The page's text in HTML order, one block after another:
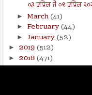
०३ एप्रिल ते ०९ एप्रिल
► March(41)
► February(44)
► January(52)
► 2019 (512)
► 2018 (471)
►2017(141)